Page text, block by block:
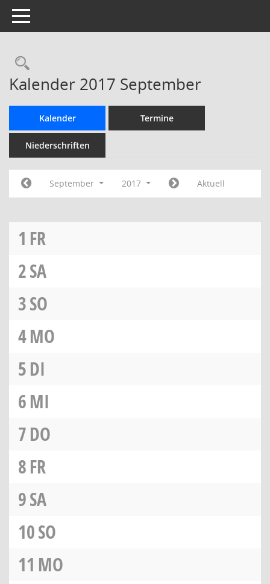
Toggle navigation
Rechercheauswahl
Kalender 2017 September
Kalender Termine
Niederschriften
September 2017 Aktuell
1 FR
2SA
3SO
4MO
5DI
6MI
7DO
8FR
9SA
10SO
11 MO